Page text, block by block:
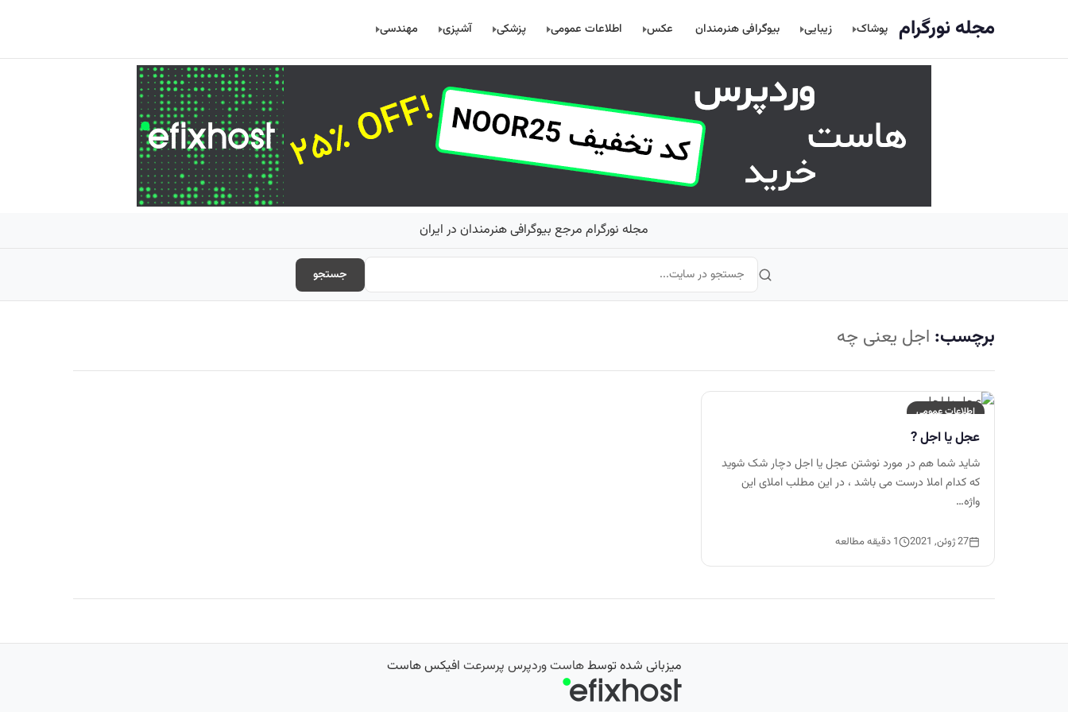
مجله نورگرام پوشاک زیبایی بیوگرافی هنرمندان عکس اطلاعات عمومی پزشکی آشپزی مهندسی
مجله نورگرام مرجع بیوگرافی هنرمندان در ایران
جستجو
برچسب: اجل یعنی چه
اطلاعات عمومی
عجل یا اجل ?
شاید شما هم در مورد نوشتن عجل یا اجل دچار شک شوید
که کدام املا درست می باشد ، در این مطلب املای این
واژه…
27 ژوئن, 2021 1 دقیقه مطالعه
میزبانی شده توسطهاست وردپرس پرسرعت افیکس هاست